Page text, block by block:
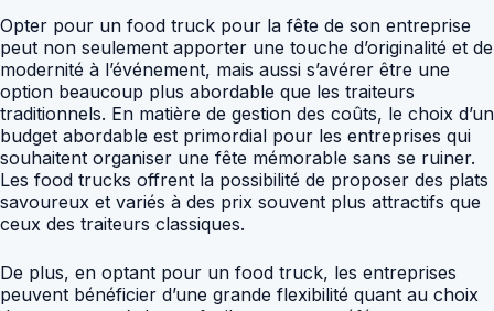
Opter pour un food truck pour la fête de son entreprise
peut non seulement apporter une touche d’originalité et de
modernité à l’événement, mais aussi s’avérer être une
option beaucoup plus abordable que les traiteurs
traditionnels. En matière de gestion des coûts, le choix d’un
budget abordable est primordial pour les entreprises qui
souhaitent organiser une fête mémorable sans se ruiner.
Les food trucks offrent la possibilité de proposer des plats
savoureux et variés à des prix souvent plus attractifs que
ceux des traiteurs classiques.
De plus, en optant pour un food truck, les entreprises
peuvent bénéficier d’une grande flexibilité quant au choix